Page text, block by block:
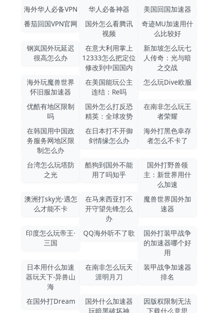
海外华人必备VPN
华人必备神器
美国回国加速器
番茄回国VPN官网
国外怎么看腾讯
视频
奇迹MU加速用什
么比较好
钢岚国外玩延迟
很高怎么办
在意大利用掌上
12333怎么把定位
修改到中国国内
新加坡怎么玩七
人传奇：光与暗
之交战
海外玩魔兽世界
怀旧服加速器
在美国能玩公主
连结：Re吗
怎么玩Dive欧服
优酷有地区限制
吗
国外怎么打反恐
精英：全球攻势
在南非怎么玩王
者荣耀
在韩国用中国政
务服务网地区限
制怎么办
在日本打不开御
剑情缘怎么办
海外打黑色幸存
者怎么不卡了
台湾怎么玩塔防
之光
酷狗到国外不能
用了吗知乎
国外打野兽领
主：新世界用什
么加速
澳洲打sky光·遇怎
么才能不卡
在马来西亚打不
开守望先锋怎么
办
魔兽世界国外加
速器
印度怎么玩帝王·
三国
QQ海外听不了歌
国外打装甲战争
的加速器哪个好
用
日本用什么加速
器玩天下-异兽山
海
在南非怎么玩天
涯明月刀
装甲战争加速器
排名
在国外打Dream
国外什么加速器
玩暗黑破坏神
因版权限制无法
下载什么意思